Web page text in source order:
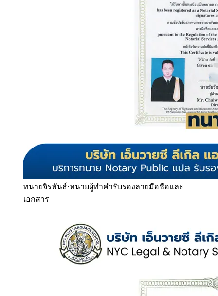
ทนายจิรพันธ์·ทนายผู้ทำคำรับรองลายมือชื่อและ
เอกสาร